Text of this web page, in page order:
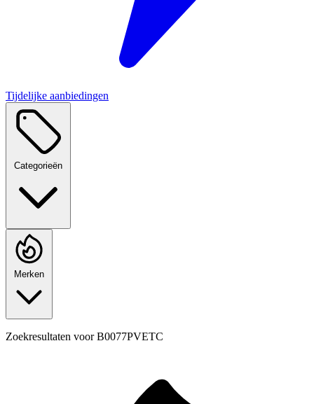
Tijdelijke aanbiedingen
Categorieën
Merken
Zoekresultaten voorB0077PVETC